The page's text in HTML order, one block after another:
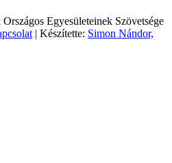
Egyesületeinek Szövetsége
| Készítette: Simon Nándor,